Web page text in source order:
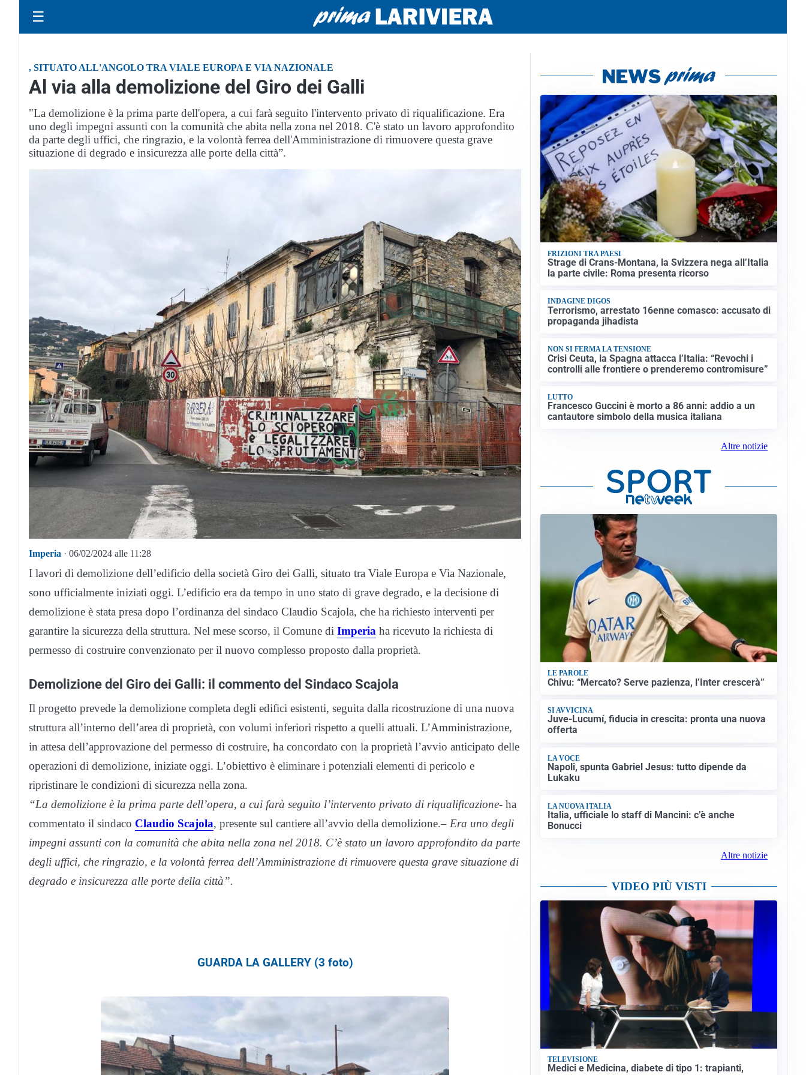
☰
, SITUATO ALL'ANGOLO TRA VIALE EUROPA E VIA NAZIONALE
Al via alla demolizione del Giro dei Galli
"La demolizione è la prima parte dell'opera, a cui farà seguito l'intervento privato di riqualificazione. Era
uno degli impegni assunti con la comunità che abita nella zona nel 2018. C'è stato un lavoro approfondito
da parte degli uffici, che ringrazio, e la volontà ferrea dell'Amministrazione di rimuovere questa grave
situazione di degrado e insicurezza alle porte della città”.
Imperia · 06/02/2024 alle 11:28
I lavori di demolizione dell’edificio della società Giro dei Galli, situato tra Viale Europa e Via Nazionale,
sono ufficialmente iniziati oggi. L’edificio era da tempo in uno stato di grave degrado, e la decisione di
demolizione è stata presa dopo l’ordinanza del sindaco Claudio Scajola, che ha richiesto interventi per
garantire la sicurezza della struttura. Nel mese scorso, il Comune di Imperia ha ricevuto la richiesta di
permesso di costruire convenzionato per il nuovo complesso proposto dalla proprietà.
Demolizione del Giro dei Galli: il commento del Sindaco Scajola
Il progetto prevede la demolizione completa degli edifici esistenti, seguita dalla ricostruzione di una nuova
struttura all’interno dell’area di proprietà, con volumi inferiori rispetto a quelli attuali. L’Amministrazione,
in attesa dell’approvazione del permesso di costruire, ha concordato con la proprietà l’avvio anticipato delle
operazioni di demolizione, iniziate oggi. L’obiettivo è eliminare i potenziali elementi di pericolo e
ripristinare le condizioni di sicurezza nella zona.
“La demolizione è la prima parte dell’opera, a cui farà seguito l’intervento privato di riqualificazione- ha
commentato il sindaco Claudio Scajola, presente sul cantiere all’avvio della demolizione.– Era uno degli
impegni assunti con la comunità che abita nella zona nel 2018. C’è stato un lavoro approfondito da parte
degli uffici, che ringrazio, e la volontà ferrea dell’Amministrazione di rimuovere questa grave situazione di
degrado e insicurezza alle porte della città”.
GUARDA LA GALLERY (3 foto)
FRIZIONI TRA PAESI
Strage di Crans-Montana, la Svizzera nega all’Italia
la parte civile: Roma presenta ricorso
INDAGINE DIGOS
Terrorismo, arrestato 16enne comasco: accusato di
propaganda jihadista
NON SI FERMA LA TENSIONE
Crisi Ceuta, la Spagna attacca l’Italia: “Revochi i
controlli alle frontiere o prenderemo contromisure”
LUTTO
Francesco Guccini è morto a 86 anni: addio a un
cantautore simbolo della musica italiana
Altre notizie
LE PAROLE
Chivu: “Mercato? Serve pazienza, l’Inter crescerà”
SI AVVICINA
Juve-Lucumí, fiducia in crescita: pronta una nuova
offerta
LA VOCE
Napoli, spunta Gabriel Jesus: tutto dipende da
Lukaku
LA NUOVA ITALIA
Italia, ufficiale lo staff di Mancini: c’è anche
Bonucci
Altre notizie
VIDEO PIÙ VISTI
TELEVISIONE
Medici e Medicina, diabete di tipo 1: trapianti,